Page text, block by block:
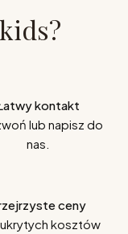
kontakt
lub napisz do
nas.
ceny
kosztów